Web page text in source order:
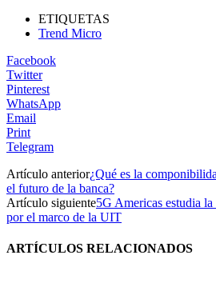
ETIQUETAS
Trend Micro
Facebook
Twitter
Pinterest
WhatsApp
Email
Print
Telegram
Artículo anterior¿Qué es la
el futuro de la banca?
Artículo siguiente5G Americas estudia
por el marco de la UIT
ARTÍCULOS RELACIONADOS